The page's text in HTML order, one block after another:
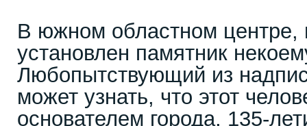
В южном областном центре,
установлен памятник
Любопытствующий из
может узнать, что этот
основателем города, 135-